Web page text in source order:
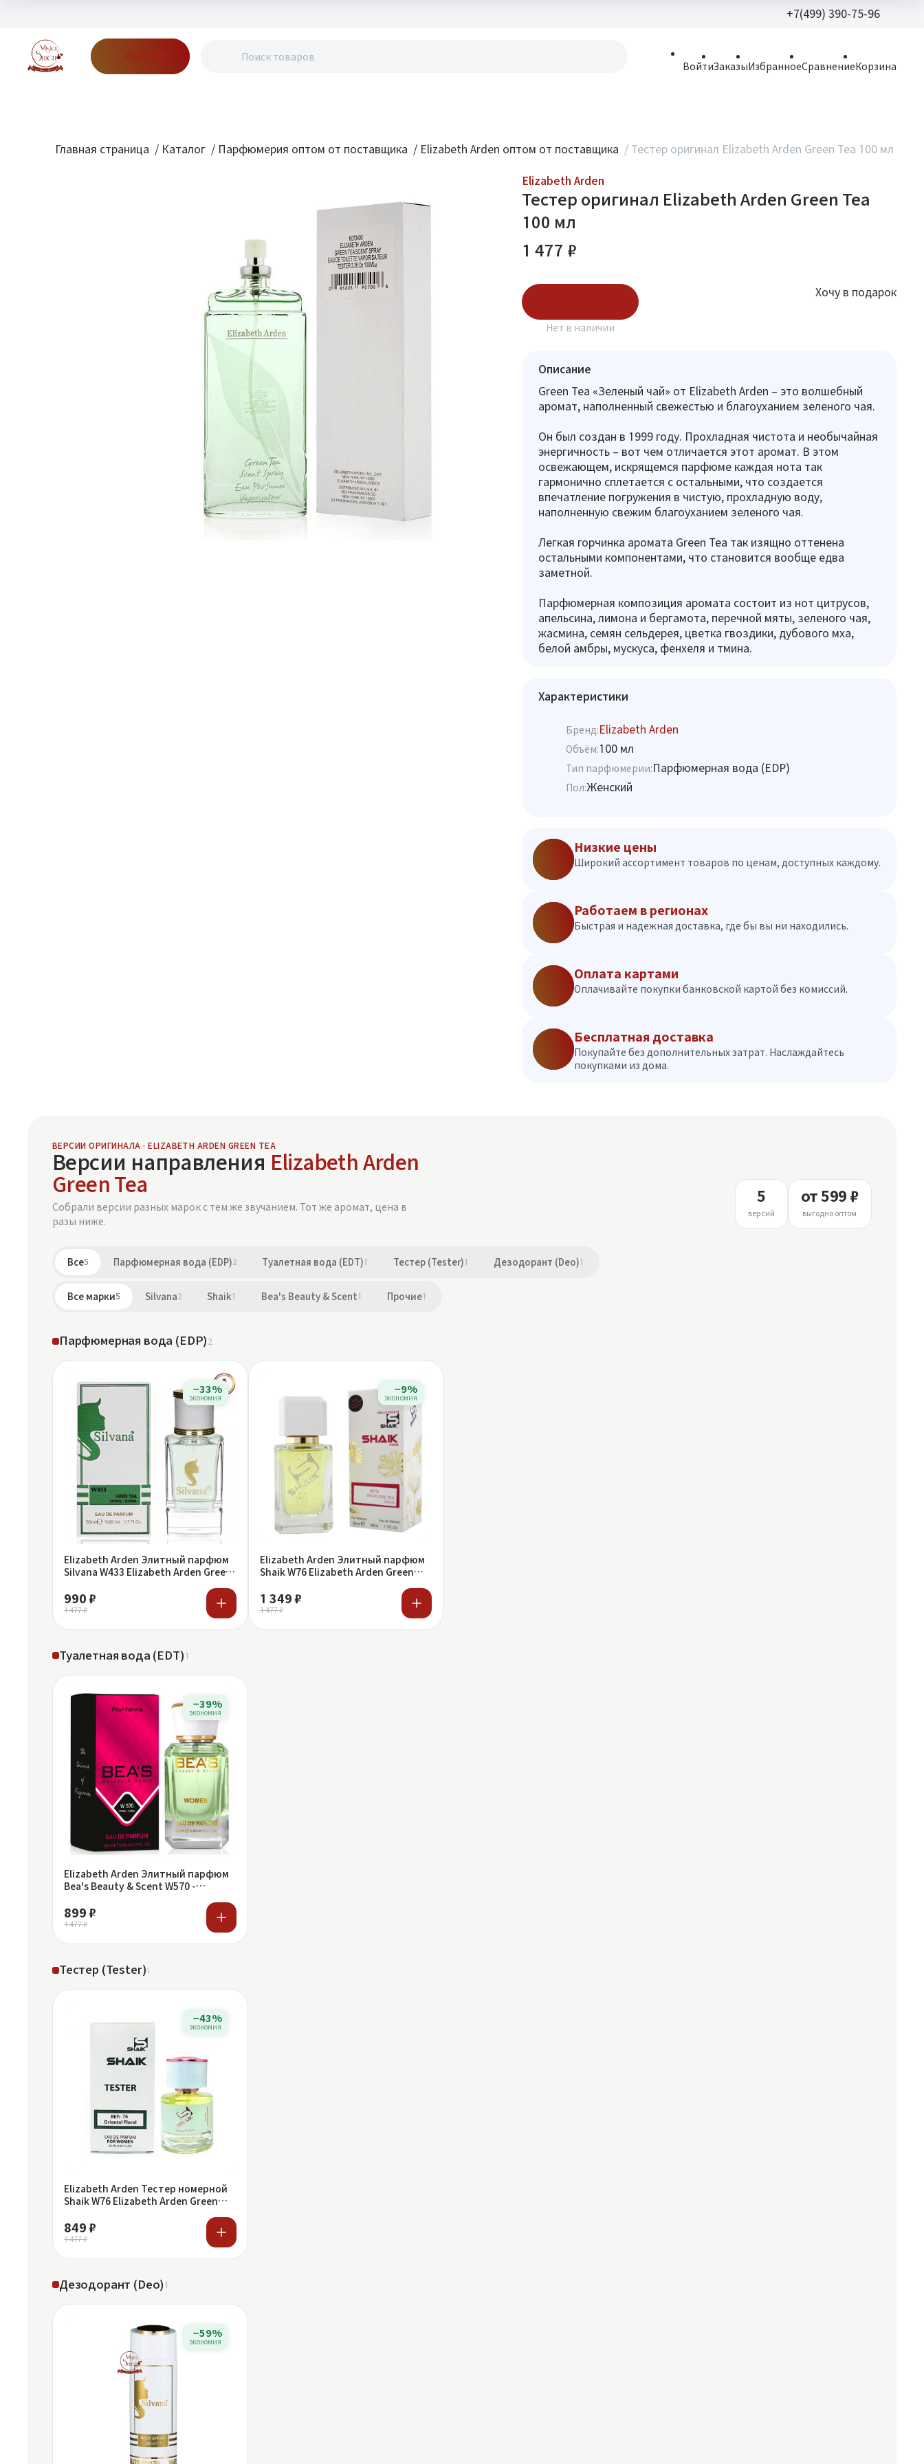
+7(499) 390-75-96
Волгоградский
Каталог
ВойтиЗаказыИзбранноеСравнениеКорзина
Главная страница / Каталог / Парфюмерия оптом от поставщика / Elizabeth Arden оптом от поставщика / Тестер оригинал Elizabeth Arden Green Tea 100 мл
Elizabeth Arden
Тестер оригинал Elizabeth Arden Green Tea
100 мл
1 477 ₽
Нет в наличии
Хочу в подарок
Описание
Green Tea «Зеленый чай» от Elizabeth Arden – это волшебный
аромат, наполненный свежестью и благоуханием зеленого чая.
Он был создан в 1999 году. Прохладная чистота и необычайная
энергичность – вот чем отличается этот аромат. В этом
освежающем, искрящемся парфюме каждая нота так
гармонично сплетается с остальными, что создается
впечатление погружения в чистую, прохладную воду,
наполненную свежим благоуханием зеленого чая.
Легкая горчинка аромата Green Tea так изящно оттенена
остальными компонентами, что становится вообще едва
заметной.
Парфюмерная композиция аромата состоит из нот цитрусов,
апельсина, лимона и бергамота, перечной мяты, зеленого чая,
жасмина, семян сельдерея, цветка гвоздики, дубового мха,
белой амбры, мускуса, фенхеля и тмина.
Характеристики
Бренд:Elizabeth Arden
Объём:100 мл
Тип парфюмерии:Парфюмерная вода (EDP)
Пол:Женский
Низкие цены
Широкий ассортимент товаров по ценам, доступных каждому.
Работаем в регионах
Быстрая и надежная доставка, где бы вы ни находились.
Оплата картами
Оплачивайте покупки банковской картой без комиссий.
Бесплатная доставка
Покупайте без дополнительных затрат. Наслаждайтесь
покупками из дома.
ВЕРСИИ ОРИГИНАЛА · ELIZABETH ARDEN GREEN TEA
Версии направления Elizabeth Arden
Green Tea
Собрали версии разных марок с тем же звучанием. Тот же аромат, цена в
разы ниже.
5
версий
от 599 ₽
выгодно оптом
Все5 Парфюмерная вода (EDP)2 Туалетная вода (EDT)1 Тестер (Tester)1 Дезодорант (Deo)1
Все марки5 Silvana2 Shaik1 Bea's Beauty & Scent1 Прочие1
Парфюмерная вода (EDP)2
−33%
экономия
Elizabeth Arden Элитный парфюм
Silvana W433 Elizabeth Arden Green
990 ₽
1 477 ₽
−9%
экономия
Elizabeth Arden Элитный парфюм
Shaik W76 Elizabeth Arden Green
1 349 ₽
1 477 ₽
Туалетная вода (EDT)1
−39%
экономия
Elizabeth Arden Элитный парфюм
Bea's Beauty & Scent W570 -
899 ₽
1 477 ₽
Тестер (Tester)1
−43%
экономия
Elizabeth Arden Тестер номерной
Shaik W76 Elizabeth Arden Green
849 ₽
1 477 ₽
Дезодорант (Deo)1
−59%
экономия